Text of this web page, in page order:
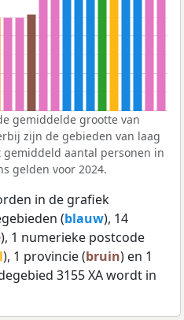
gemiddelde grootte van
zijn de gebieden van laag
aantal personen in
gelden voor 2024.
in de grafiek
(blauw), 14
), 1 numerieke postcode
), 1 provincie (bruin) en 1
3155 XA wordt in